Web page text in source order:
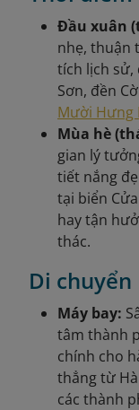
Đầu xuân
nhẹ, thuận
tích lịch sử,
Sơn, đền
Mười Hưng
Mùa hè
gian lý
tiết nắng
tại biển
hay tận
thác.
Di chuyển
Máy bay:
tâm thành
chính cho
thẳng từ
các thành